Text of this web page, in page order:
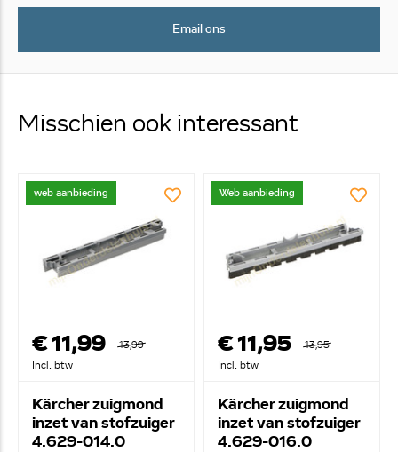
Email ons
Misschien ook interessant
web aanbieding
€ 11,99
13,99
Incl. btw
Kärcher zuigmond
inzet van stofzuiger
4.629-014.0
Web aanbieding
€ 11,95
13,95
Incl. btw
Kärcher zuigmond
inzet van stofzuiger
4.629-016.0